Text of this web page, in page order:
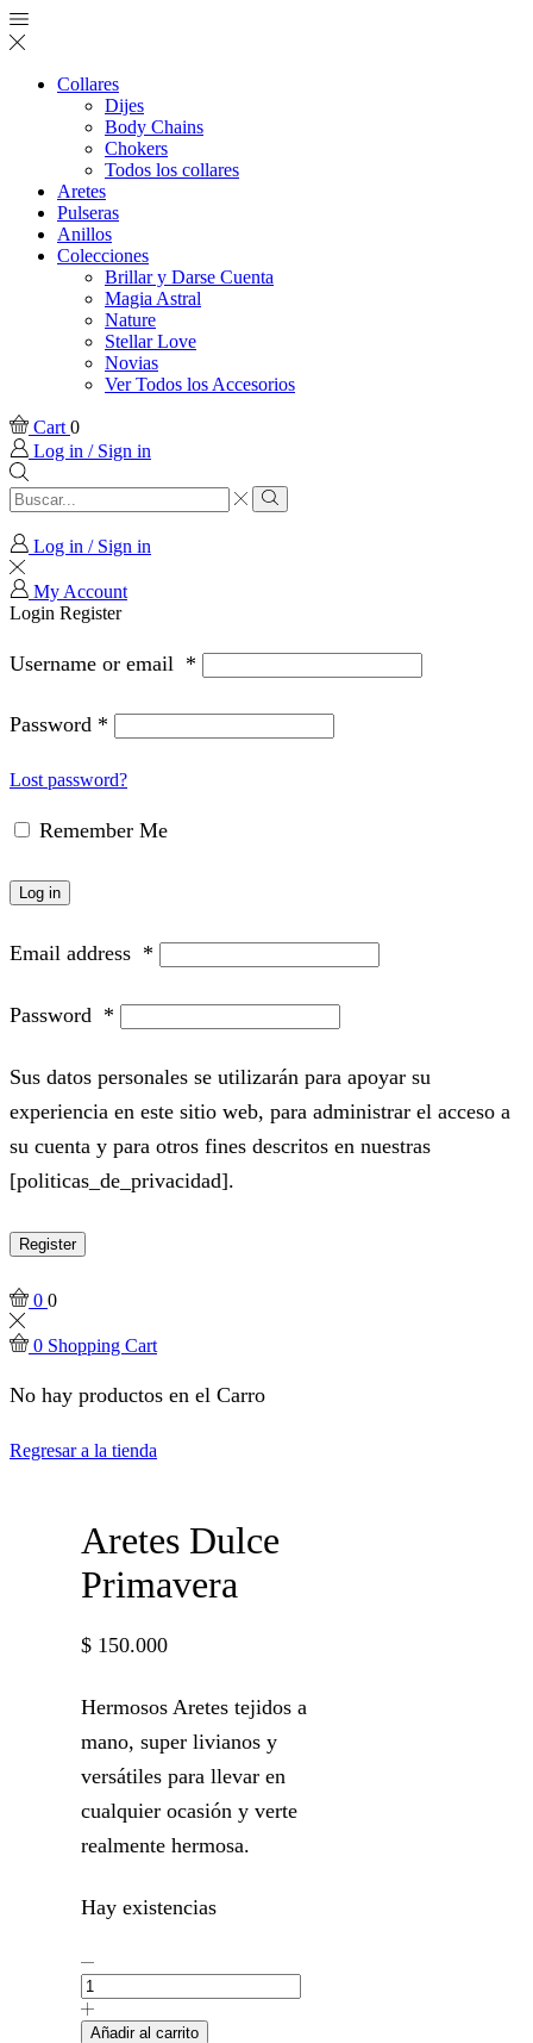
Collares
Dijes
Body Chains
Chokers
Todos los collares
Aretes
Pulseras
Anillos
Colecciones
Brillar y Darse Cuenta
Magia Astral
Nature
Stellar Love
Novias
Ver Todos los Accesorios
Cart 0
Log in / Sign in
Search
input
Search
Log in / Sign in
My Account
Login Register
Username or email *
Password *
Lost password?
Remember Me
Log in
Email address *
Password *
Sus datos personales se utilizarán para apoyar su
experiencia en este sitio web, para administrar el acceso a
su cuenta y para otros fines descritos en nuestras
[politicas_de_privacidad].
Register
0 0
0 Shopping Cart
No hay productos en el Carro
Regresar a la tienda
Aretes Dulce
Primavera
$ 150.000
Hermosos Aretes tejidos a
mano, super livianos y
versátiles para llevar en
cualquier ocasión y verte
realmente hermosa.
Hay existencias
Aretes
Primavera
cantidad
Añadir al carrito